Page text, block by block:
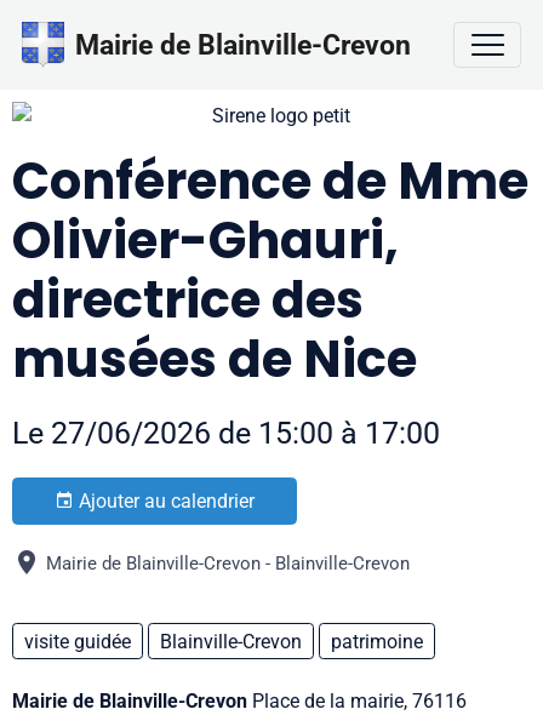
Mairie de Blainville-Crevon
Conférence de Mme
Olivier-Ghauri,
directrice des
musées de Nice
Le 27/06/2026 de 15:00 à 17:00
Ajouter au calendrier
Mairie de Blainville-Crevon - Blainville-Crevon
visite guidée Blainville-Crevon patrimoine
Mairie de Blainville-Crevon Place de la mairie, 76116